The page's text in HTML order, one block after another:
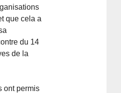
que cela a
du 14
de la
ont permis